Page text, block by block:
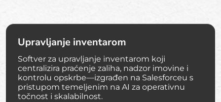
Upravljanje inventarom
Softver za upravljanje inventarom koji
centralizira praćenje zaliha, nadzor imovine i
kontrolu opskrbe—izgrađen na Salesforceu s
pristupom temeljenim na AI za operativnu
točnost i skalabilnost.